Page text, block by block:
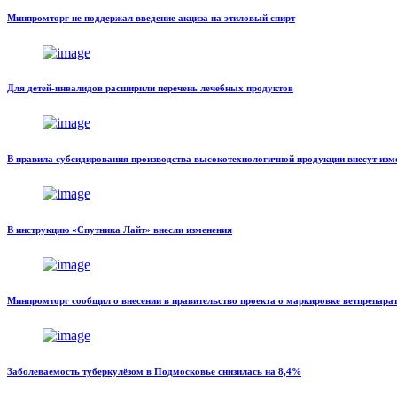
Минпромторг не поддержал введение акциза на этиловый спирт
Для детей-инвалидов расширили перечень лечебных продуктов
В правила субсидирования производства высокотехнологичной продукции внесут
В инструкцию «Спутника Лайт» внесли изменения
Минпромторг сообщил о внесении в правительство проекта о маркировке
Заболеваемость туберкулёзом в Подмосковье снизилась на 8,4%